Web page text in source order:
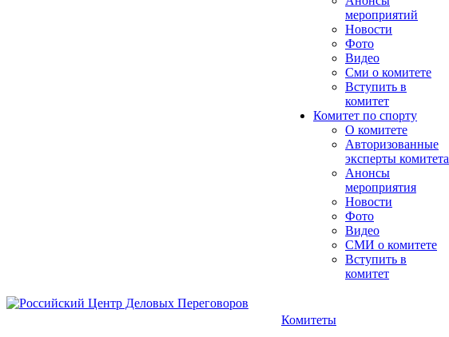
мероприятий
Новости
Фото
Видео
Сми о комитете
Вступить в
комитет
Комитет по спорту
О комитете
Авторизованные
эксперты комитета
Анонсы
мероприятия
Новости
Фото
Видео
СМИ о комитете
Вступить в
комитет
Комитеты